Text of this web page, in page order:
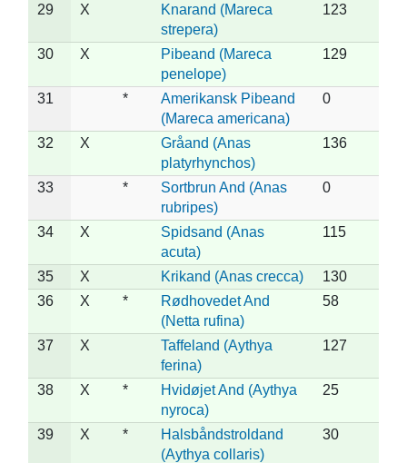
29 X
Knarand (Mareca
strepera)
123
30 X
Pibeand (Mareca
penelope)
129
31 *
Amerikansk Pibeand
(Mareca americana)
0
32 X
Gråand (Anas
platyrhynchos)
136
33 *
Sortbrun And (Anas
rubripes)
0
34 X
Spidsand (Anas
acuta)
115
35 X Krikand (Anas crecca)
130
36
X *
Rødhovedet And
(Netta rufina)
58
37 X
Taffeland (Aythya
ferina)
127
38 X *
Hvidøjet And (Aythya
nyroca)
25
39 X *
Halsbåndstroldand
(Aythya collaris)
30